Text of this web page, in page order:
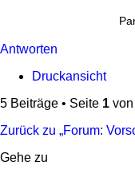
Antworten
Druckansicht
5 Beiträge • Seite 1 von
Zurück zu „Forum:
Gehe zu